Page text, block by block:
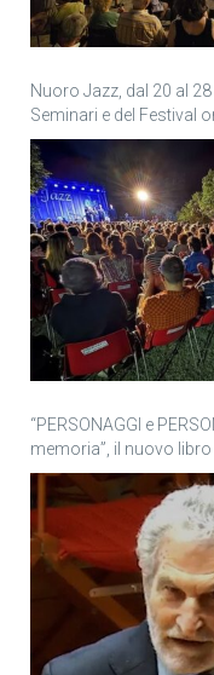
Nuoro Jazz, dal 20 al
Seminari e del Festival
“PERSONAGGI e
memoria”, il nuovo